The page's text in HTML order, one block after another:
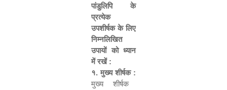
पांडुलिपि के
प्रत्येक
उपशीर्षक के लिए
निम्नलिखित
उपायों को ध्यान
में रखें :
१. मुख्य शीर्षक :
मुख्य शीर्षक